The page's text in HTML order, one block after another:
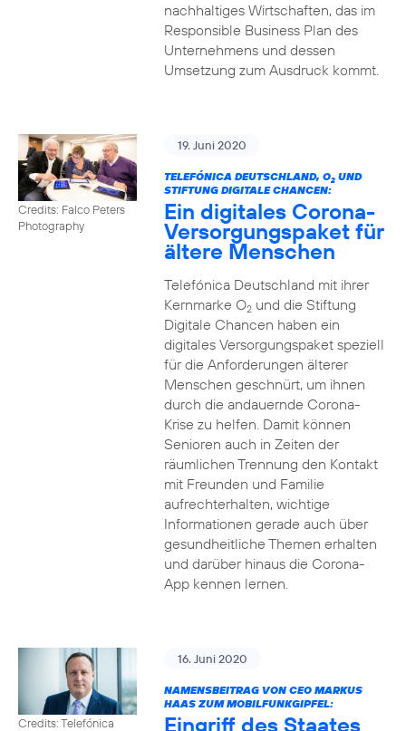
nachhaltiges Wirtschaften, das im
Responsible Business Plan des
Unternehmens und dessen
Umsetzung zum Ausdruck kommt.
Credits: Falco Peters
Photography
19. Juni 2020
TELEFÓNICA DEUTSCHLAND, O2UND
STIFTUNG DIGITALE CHANCEN:
Ein digitales Corona-
Versorgungspaket für
ältere Menschen
Telefónica Deutschland mit ihrer
Kernmarke O2und die Stiftung
Digitale Chancen haben ein
digitales Versorgungspaket speziell
für die Anforderungen älterer
Menschen geschnürt, um ihnen
durch die andauernde Corona-
Krise zu helfen. Damit können
Senioren auch in Zeiten der
räumlichen Trennung den Kontakt
mit Freunden und Familie
aufrechterhalten, wichtige
Informationen gerade auch über
gesundheitliche Themen erhalten
und darüber hinaus die Corona-
App kennen lernen.
Credits: Telefónica
16. Juni 2020
NAMENSBEITRAG VON CEO MARKUS
HAAS ZUM MOBILFUNKGIPFEL:
Eingriff des Staates